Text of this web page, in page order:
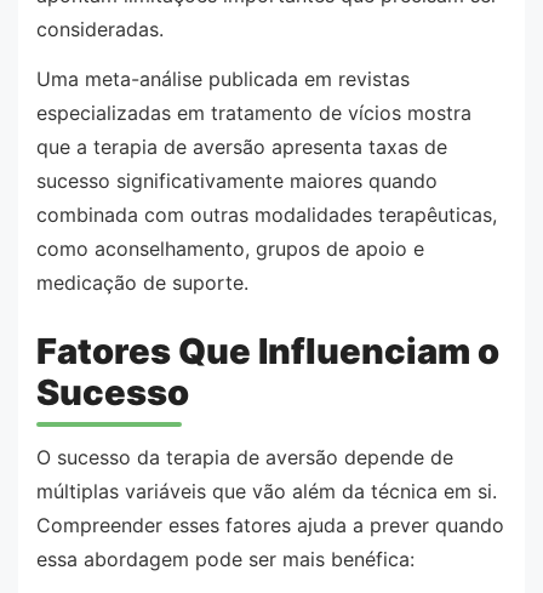
consideradas.
Uma meta-análise publicada em revistas
especializadas em tratamento de vícios mostra
que a terapia de aversão apresenta taxas de
sucesso significativamente maiores quando
combinada com outras modalidades terapêuticas,
como aconselhamento, grupos de apoio e
medicação de suporte.
Fatores Que Influenciam o
Sucesso
O sucesso da terapia de aversão depende de
múltiplas variáveis que vão além da técnica em si.
Compreender esses fatores ajuda a prever quando
essa abordagem pode ser mais benéfica: